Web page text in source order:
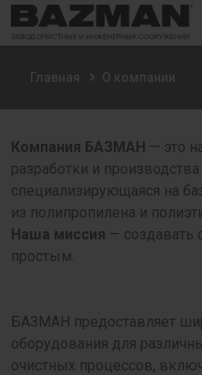
Главная О компании
Компания БАЗМАН — это
разработки и
специализирующаяся на
из полипропилена и
Наша миссия — создавать
простым.
БАЗМАН предоставляет
оборудования для
очистных процессов,